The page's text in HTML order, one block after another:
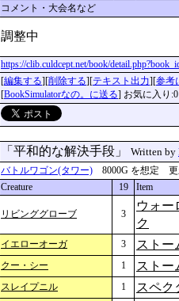
コメント・大会名など
調整中
https://clib.culdcept.net/book/
[編集する][削除する][テキスト出力][参考
[BookSimulatorなの。に送る] お気に入り:0
「平和的な解決手段」 Written by
バトルワゴン(タワー) 8000G を想定 更
Creature
19 Item
リビンググローブ 3
ウォー
ク
イエローオーガ 3 ストー
クー・シー 1 ストー
スレイプニル 1 スペク